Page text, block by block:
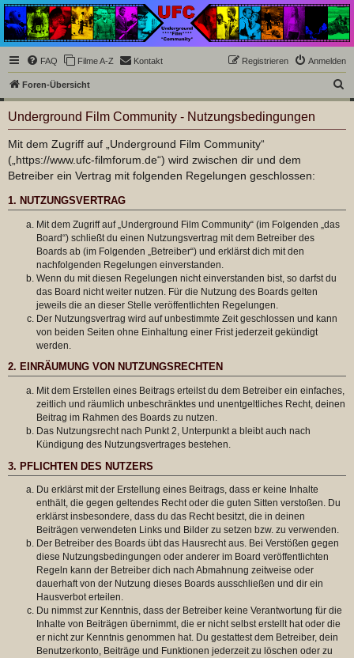
Underground Film
Community
Die Underground Film Community ist ein deutschsprachiges Filmforum und ein Paradies
für Cineasten und Filmsüchtige jenseits des Mainstreams.
FAQ Filme A-Z Kontakt Anmelden
Registrieren
Foren-Übersicht
u
Underground Film Community - Nutzungsbedingungen
Mit dem Zugriff auf „Underground Film Community“
(„https://www.ufc-filmforum.de“) wird zwischen dir und dem
Betreiber ein Vertrag mit folgenden Regelungen geschlossen:
1. NUTZUNGSVERTRAG
Mit dem Zugriff auf „Underground Film Community“ (im Folgenden „das
Board“) schließt du einen Nutzungsvertrag mit dem Betreiber des
Boards ab (im Folgenden „Betreiber“) und erklärst dich mit den
nachfolgenden Regelungen einverstanden.
Wenn du mit diesen Regelungen nicht einverstanden bist, so darfst du
das Board nicht weiter nutzen. Für die Nutzung des Boards gelten
jeweils die an dieser Stelle veröffentlichten Regelungen.
Der Nutzungsvertrag wird auf unbestimmte Zeit geschlossen und kann
von beiden Seiten ohne Einhaltung einer Frist jederzeit gekündigt
werden.
2. EINRÄUMUNG VON NUTZUNGSRECHTEN
Mit dem Erstellen eines Beitrags erteilst du dem Betreiber ein einfaches,
zeitlich und räumlich unbeschränktes und unentgeltliches Recht, deinen
Beitrag im Rahmen des Boards zu nutzen.
Das Nutzungsrecht nach Punkt 2, Unterpunkt a bleibt auch nach
Kündigung des Nutzungsvertrages bestehen.
3. PFLICHTEN DES NUTZERS
Du erklärst mit der Erstellung eines Beitrags, dass er keine Inhalte
enthält, die gegen geltendes Recht oder die guten Sitten verstoßen. Du
erklärst insbesondere, dass du das Recht besitzt, die in deinen
Beiträgen verwendeten Links und Bilder zu setzen bzw. zu verwenden.
Der Betreiber des Boards übt das Hausrecht aus. Bei Verstößen gegen
diese Nutzungsbedingungen oder anderer im Board veröffentlichten
Regeln kann der Betreiber dich nach Abmahnung zeitweise oder
dauerhaft von der Nutzung dieses Boards ausschließen und dir ein
Hausverbot erteilen.
Du nimmst zur Kenntnis, dass der Betreiber keine Verantwortung für die
Inhalte von Beiträgen übernimmt, die er nicht selbst erstellt hat oder die
er nicht zur Kenntnis genommen hat. Du gestattest dem Betreiber, dein
Benutzerkonto, Beiträge und Funktionen jederzeit zu löschen oder zu